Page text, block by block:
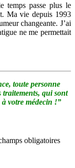
temps passe plus le
Ma vie depuis 1993
changeante. J’ai
ne me permettait
toute personne
traitements, qui sont
votre médecin !”
obligatoires